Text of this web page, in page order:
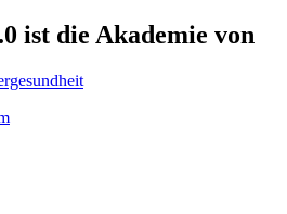
ist die Akademie von